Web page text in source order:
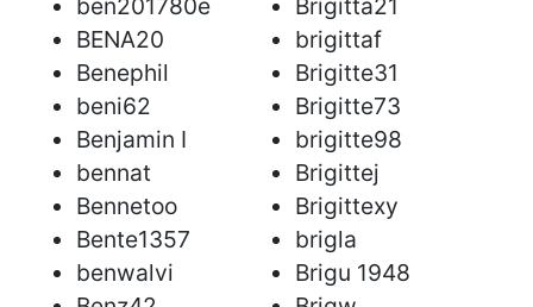
ben201780e
BENA20
Benephil
beni62
Benjamin I
bennat
Bennetoo
Bente1357
benwalvi
Brigitta21
brigittaf
Brigitte31
Brigitte73
brigitte98
Brigittej
Brigittexy
brigla
Brigu 1948